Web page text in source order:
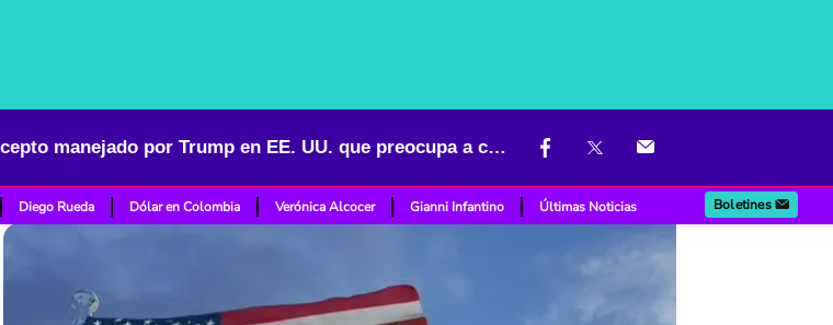
Qué es la 'remigración', concepto manejado por Trump en EE. UU. que preocupa a colombianos
Diego Rueda Dólar en Colombia Verónica Alcocer Gianni Infantino Últimas Noticias Boletines